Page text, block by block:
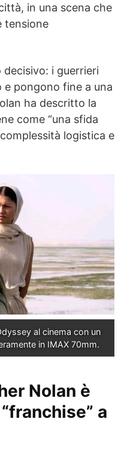
in una scena che
tensione
i guerrieri
e pongono fine a una
ha descritto la
come “una sfida
logistica e
al cinema con un
in IMAX 70mm.
Nolan è
a